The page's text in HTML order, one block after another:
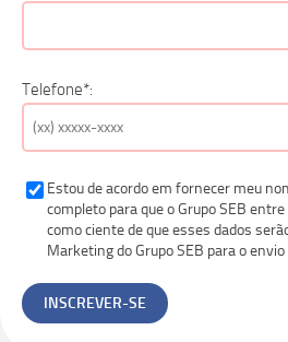
Telefone*:
Estou de acordo em fornecer meu
completo para que o Grupo SEB
como ciente de que esses dados
Marketing do Grupo SEB para o